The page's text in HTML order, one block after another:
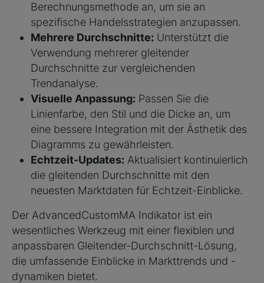
Berechnungsmethode an, um sie an
spezifische Handelsstrategien anzupassen.
Mehrere Durchschnitte: Unterstützt die
Verwendung mehrerer gleitender
Durchschnitte zur vergleichenden
Trendanalyse.
Visuelle Anpassung: Passen Sie die
Linienfarbe, den Stil und die Dicke an, um
eine bessere Integration mit der Ästhetik des
Diagramms zu gewährleisten.
Echtzeit-Updates: Aktualisiert kontinuierlich
die gleitenden Durchschnitte mit den
neuesten Marktdaten für Echtzeit-Einblicke.
Der AdvancedCustomMA Indikator ist ein
wesentliches Werkzeug mit einer flexiblen und
anpassbaren Gleitender-Durchschnitt-Lösung,
die umfassende Einblicke in Markttrends und -
dynamiken bietet.